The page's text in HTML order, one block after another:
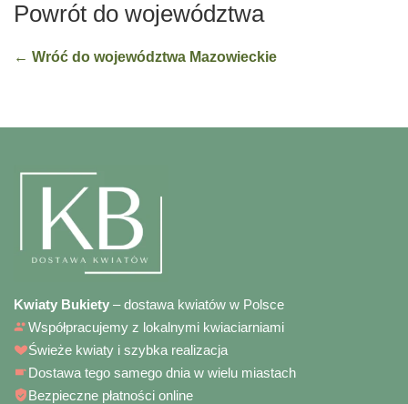
Powrót do województwa
← Wróć do województwa Mazowieckie
Kwiaty Bukiety – dostawa kwiatów w Polsce
Współpracujemy z lokalnymi kwiaciarniami
Świeże kwiaty i szybka realizacja
Dostawa tego samego dnia w wielu miastach
Bezpieczne płatności online